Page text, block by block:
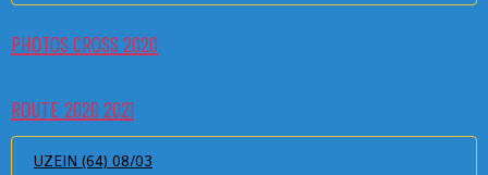
PHOTOS CROSS 2020
ROUTE 2020 2021
UZEIN (64) 08/03